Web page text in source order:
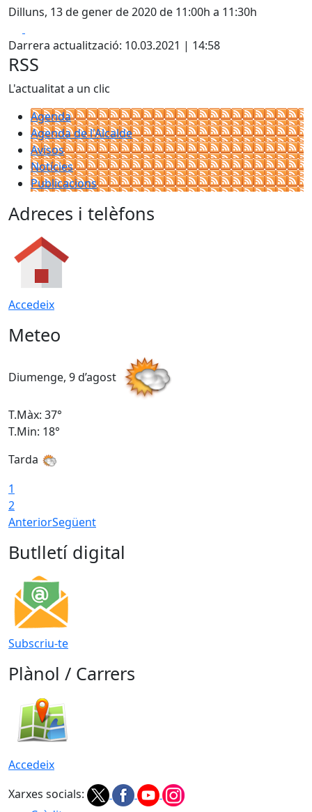
Dilluns, 13 de gener de 2020 de 11:00h a 11:30h
Darrera actualització: 10.03.2021 | 14:58
RSS
L'actualitat a un clic
Agenda
Agenda de l'Alcalde
Avisos
Notícies
Publicacions
Adreces i telèfons
Accedeix
Meteo
Diumenge, 9 d’agost
T.Màx: 37°
T.Min: 18°
Tarda
1
2
AnteriorSegüent
Butlletí digital
Subscriu-te
Plànol / Carrers
Accedeix
Xarxes socials: